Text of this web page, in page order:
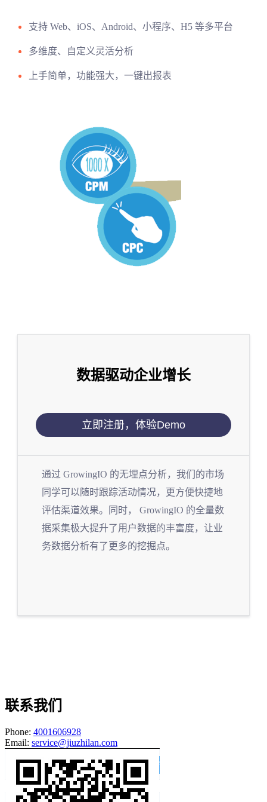
支持 Web、iOS、Android、小程序、H5 等多平台
多维度、自定义灵活分析
上手简单，功能强大，一键出报表
数据驱动企业增长
立即注册，体验Demo
通过 GrowingIO 的无埋点分析，我们的市场
同学可以随时跟踪活动情况，更方便快捷地
评估渠道效果。同时， GrowingIO 的全量数
据采集极大提升了用户数据的丰富度，让业
务数据分析有了更多的挖掘点。
联系我们
Phone: 4001606928
Email: service@jiuzhilan.com